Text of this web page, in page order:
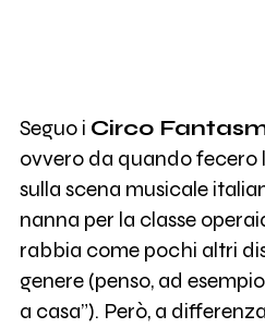
Seguo i Circo
ovvero da quando fecero
sulla scena musicale
nanna per la classe
rabbia come pochi altri
genere (penso, ad
a casa”). Però, a